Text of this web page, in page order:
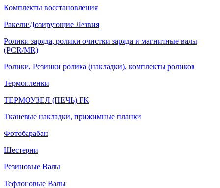
Комплекты восстановления
Ракели/Дозирующие Лезвия
Ролики заряда, ролики очистки заряда и магнитные валы
(PCR/MR)
Ролики, Резинки ролика (накладки), комплекты роликов
Термопленки
ТЕРМОУЗЕЛ (ПЕЧЬ) FK
Тканевые накладки, прижимные планки
Фотобарабан
Шестерни
Резиновые Валы
Тефлоновые Валы